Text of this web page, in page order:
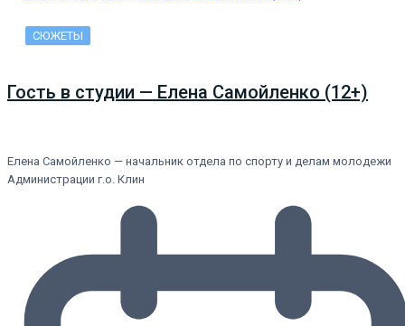
СЮЖЕТЫ
Гость в студии — Елена Самойленко (12+)
Елена Самойленко — начальник отдела по спорту и делам молодежи
Администрации г.о. Клин